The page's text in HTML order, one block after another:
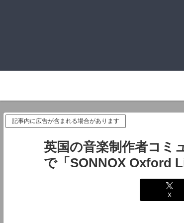
記事内に広告が含まれる場合があります
英国の音楽制作者コミ
で「SONNOX Oxford
X